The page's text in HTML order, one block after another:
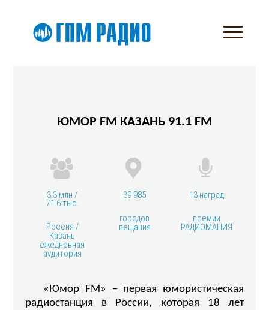
ЮМОР FM КАЗАНЬ 91.1 FM
3.3 млн /
71.6 тыс.
Россия /
Казань
ежедневная
аудитория
39 985
городов
вещания
13 наград
премии
РАДИОМАНИЯ
«Юмор FM» – первая юмористическая
радиостанция в России, которая 18 лет